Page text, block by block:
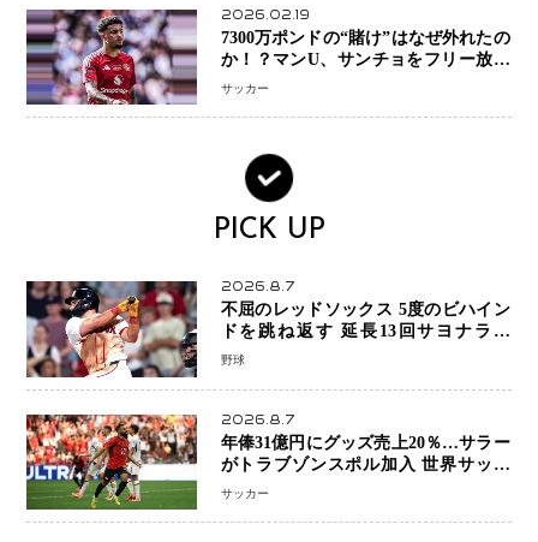
2026.02.19
7300万ポンドの“賭け”はなぜ外れたの
か！？マンU、サンチョをフリー放出
へ・・・補強戦略の転換点に
サッカー
PICK UP
2026.8.7
不屈のレッドソックス 5度のビハイン
ドを跳ね返す 延長13回サヨナラ勝
ち 吉田正尚選手も2安打1打点で貢献 4
野球
2026.8.7
年俸31億円にグッズ売上20％…サラー
がトラブゾンスポル加入 世界サッカ
ーは「五大リーグ一強」から新時代へ
サッカー